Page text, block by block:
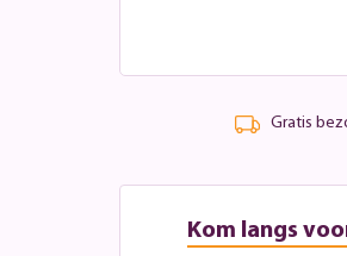
Gratis
Kom langs